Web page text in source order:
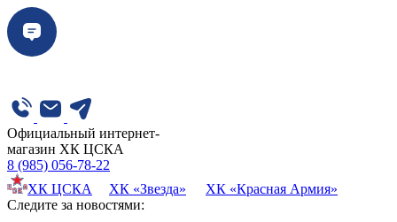
Официальный интернет-
магазин ХК ЦСКА
8 (985) 056-78-22
ХК ЦСКА
ХК «Звезда»
ХК «Красная Армия»
Cледите за новостями: